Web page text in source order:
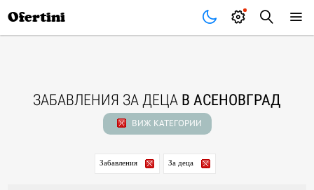
Ofertini
ЗАБАВЛЕНИЯ ЗА ДЕЦА В АСЕНОВГРАД
ВИЖ КАТЕГОРИИ
Забавления За деца